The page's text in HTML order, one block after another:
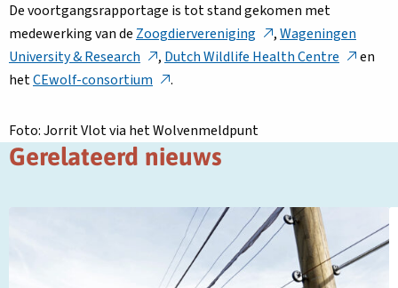
De voortgangsrapportage is tot stand gekomen met
medewerking van de Zoogdiervereniging Deze
link
nieuw
,Wageningen
University & Research Deze
link
in
een
nieuw
, Dutch Wildlife Health Centre Deze
een
en
hetCEwolf-consortium Deze
opent
in
een
tabblad
.
Foto: Jorrit Vlot via het Wolvenmeldpunt
Gerelateerd nieuws